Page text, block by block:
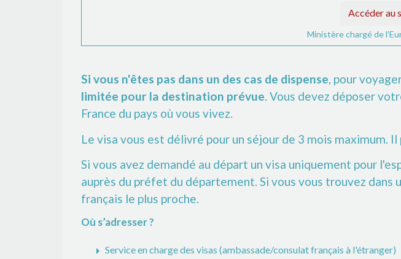
Accéder au
Ministère chargé de
Si vous n'êtes pas dans un des cas de dispense, pour
limitée pour la destination prévue. Vous devez déposer
France du pays où vous vivez.
Le visa vous est délivré pour un séjour de 3 mois maximum.
Si vous avez demandé au départ un visa uniquement pour
auprès du préfet du département. Si vous vous trouvez dans
français le plus proche.
Où s’adresser ?
arrow_right Service en charge des visas (ambassade/consulat français à l'étranger)